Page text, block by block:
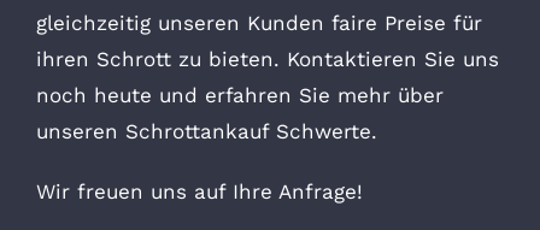
gleichzeitig unseren Kunden faire Preise für
ihren Schrott zu bieten. Kontaktieren Sie uns
noch heute und erfahren Sie mehr über
unseren Schrottankauf Schwerte.
Wir freuen uns auf Ihre Anfrage!